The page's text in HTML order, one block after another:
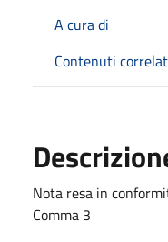
A cura di
Contenuti
Nota resa in
Comma 3